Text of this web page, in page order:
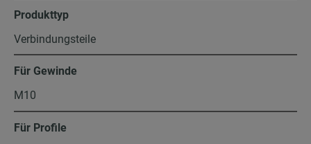
Produkttyp
Verbindungsteile
Für Gewinde
M10
Für Profile